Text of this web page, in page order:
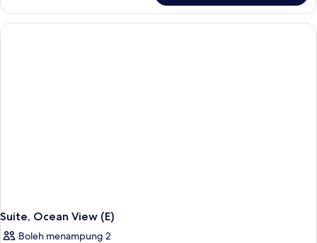
Jetted
Tub,
Ocean
Suite, Ocean View (E)
Boleh menampung 2